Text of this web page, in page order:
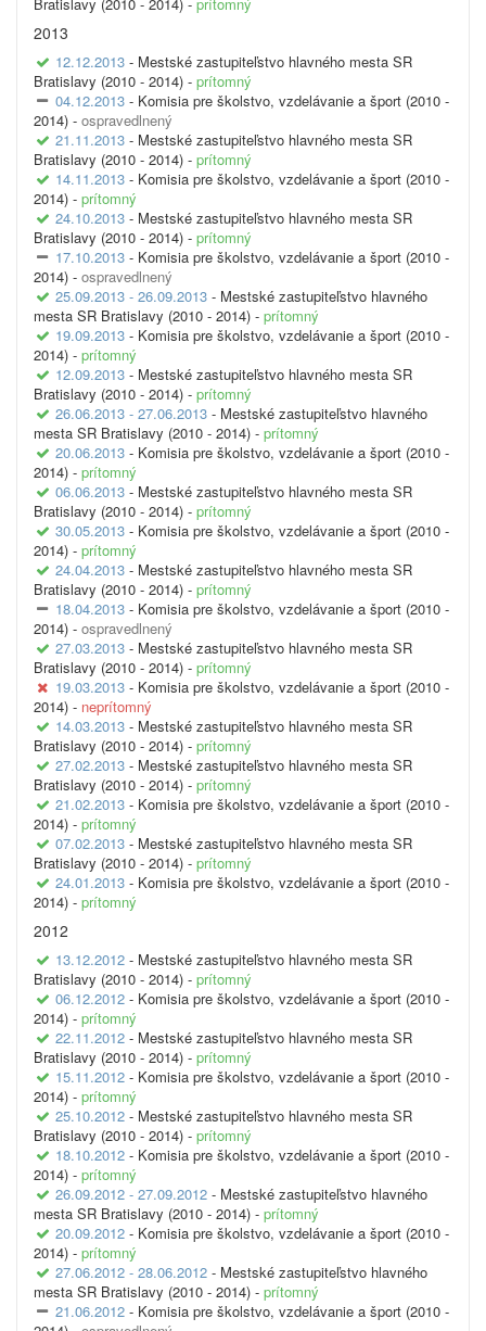
2013
12.12.2013 - Mestské zastupiteľstvo hlavného mesta SR
Bratislavy (2010 - 2014) - prítomný
04.12.2013 - Komisia pre školstvo, vzdelávanie a šport (2010 -
2014) - ospravedlnený
21.11.2013 - Mestské zastupiteľstvo hlavného mesta SR
Bratislavy (2010 - 2014) - prítomný
14.11.2013 - Komisia pre školstvo, vzdelávanie a šport (2010 -
2014) - prítomný
24.10.2013 - Mestské zastupiteľstvo hlavného mesta SR
Bratislavy (2010 - 2014) - prítomný
17.10.2013 - Komisia pre školstvo, vzdelávanie a šport (2010 -
2014) - ospravedlnený
25.09.2013 - 26.09.2013 - Mestské zastupiteľstvo hlavného
mesta SR Bratislavy (2010 - 2014) - prítomný
19.09.2013 - Komisia pre školstvo, vzdelávanie a šport (2010 -
2014) - prítomný
12.09.2013 - Mestské zastupiteľstvo hlavného mesta SR
Bratislavy (2010 - 2014) - prítomný
26.06.2013 - 27.06.2013 - Mestské zastupiteľstvo hlavného
mesta SR Bratislavy (2010 - 2014) - prítomný
20.06.2013 - Komisia pre školstvo, vzdelávanie a šport (2010 -
2014) - prítomný
06.06.2013 - Mestské zastupiteľstvo hlavného mesta SR
Bratislavy (2010 - 2014) - prítomný
30.05.2013 - Komisia pre školstvo, vzdelávanie a šport (2010 -
2014) - prítomný
24.04.2013 - Mestské zastupiteľstvo hlavného mesta SR
Bratislavy (2010 - 2014) - prítomný
18.04.2013 - Komisia pre školstvo, vzdelávanie a šport (2010 -
2014) - ospravedlnený
27.03.2013 - Mestské zastupiteľstvo hlavného mesta SR
Bratislavy (2010 - 2014) - prítomný
19.03.2013 - Komisia pre školstvo, vzdelávanie a šport (2010 -
2014) - neprítomný
14.03.2013 - Mestské zastupiteľstvo hlavného mesta SR
Bratislavy (2010 - 2014) - prítomný
27.02.2013 - Mestské zastupiteľstvo hlavného mesta SR
Bratislavy (2010 - 2014) - prítomný
21.02.2013 - Komisia pre školstvo, vzdelávanie a šport (2010 -
2014) - prítomný
07.02.2013 - Mestské zastupiteľstvo hlavného mesta SR
Bratislavy (2010 - 2014) - prítomný
24.01.2013 - Komisia pre školstvo, vzdelávanie a šport (2010 -
2014) - prítomný
2012
13.12.2012 - Mestské zastupiteľstvo hlavného mesta SR
Bratislavy (2010 - 2014) - prítomný
06.12.2012 - Komisia pre školstvo, vzdelávanie a šport (2010 -
2014) - prítomný
22.11.2012 - Mestské zastupiteľstvo hlavného mesta SR
Bratislavy (2010 - 2014) - prítomný
15.11.2012 - Komisia pre školstvo, vzdelávanie a šport (2010 -
2014) - prítomný
25.10.2012 - Mestské zastupiteľstvo hlavného mesta SR
Bratislavy (2010 - 2014) - prítomný
18.10.2012 - Komisia pre školstvo, vzdelávanie a šport (2010 -
2014) - prítomný
26.09.2012 - 27.09.2012 - Mestské zastupiteľstvo hlavného
mesta SR Bratislavy (2010 - 2014) - prítomný
20.09.2012 - Komisia pre školstvo, vzdelávanie a šport (2010 -
2014) - prítomný
27.06.2012 - 28.06.2012 - Mestské zastupiteľstvo hlavného
mesta SR Bratislavy (2010 - 2014) - prítomný
21.06.2012 - Komisia pre školstvo, vzdelávanie a šport (2010 -